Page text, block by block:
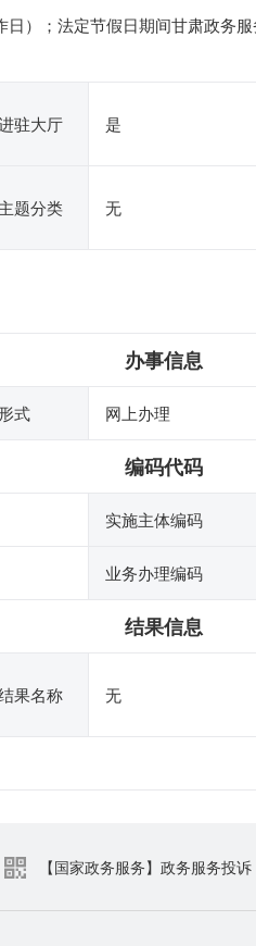
日）；法定节假日期间甘肃政
驻大厅 是
题分类 无
办事信息
式 网上办理
编码代码
实施主体编码
业务办理编码
结果信息
果名称 无
【国家政务服务】政务服务投诉